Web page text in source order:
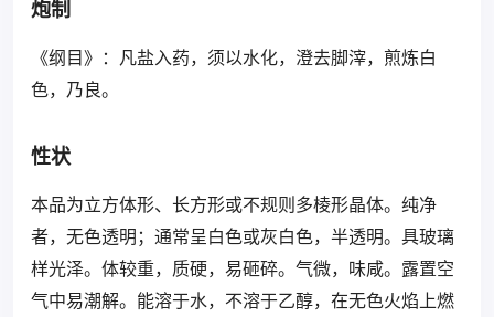
炮制
《纲目》：凡盐入药，须以水化，澄去脚滓，煎炼白
色，乃良。
性状
本品为立方体形、长方形或不规则多棱形晶体。纯净
者，无色透明；通常呈白色或灰白色，半透明。具玻璃
样光泽。体较重，质硬，易砸碎。气微，味咸。露置空
气中易潮解。能溶于水，不溶于乙醇，在无色火焰上燃